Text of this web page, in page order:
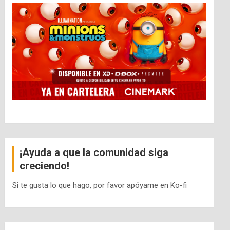
¡Ayuda a que la comunidad siga
creciendo!
Si te gusta lo que hago, por favor apóyame en Ko-fi